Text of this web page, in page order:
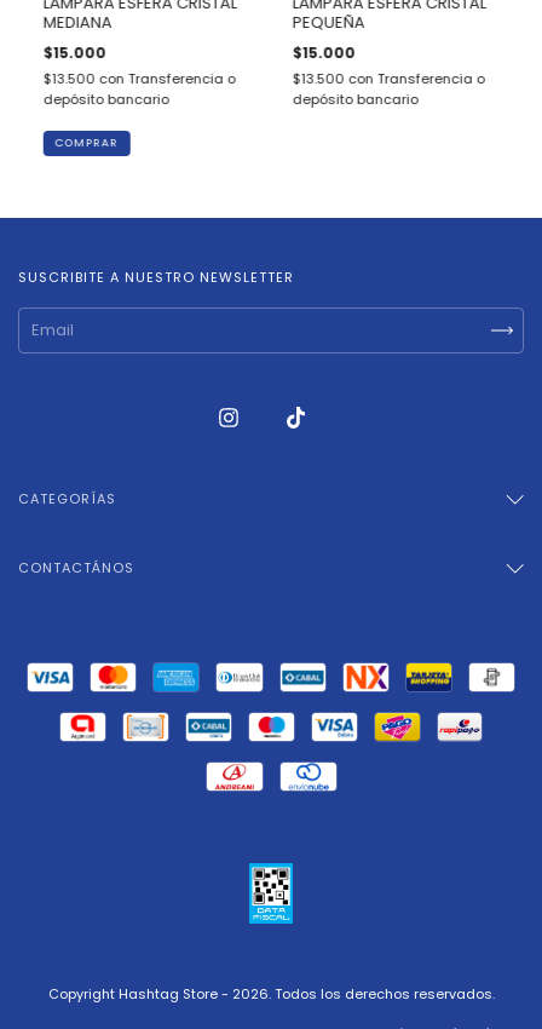
MEDIANA
$15.000
$13.500 con Transferencia o
depósito bancario
COMPRAR
PEQUEÑA
$15.000
$13.500 con Transferencia o
depósito bancario
SUSCRIBITE A NUESTRO NEWSLETTER
CATEGORÍAS
CONTACTÁNOS
Copyright Hashtag Store - 2026. Todos los derechos reservados.